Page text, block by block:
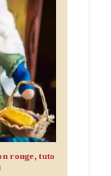
rouge, tuto